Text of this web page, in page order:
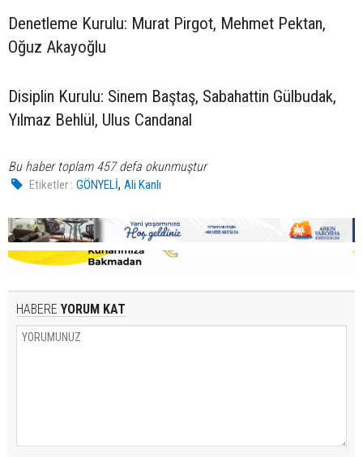
Denetleme Kurulu: Murat Pirgot, Mehmet Pektan,
Oğuz Akayoğlu
Disiplin Kurulu: Sinem Baştaş, Sabahattin Gülbudak,
Yılmaz Behlül, Ulus Candanal
Bu haber toplam 457 defa okunmuştur
Etiketler : GÖNYELİ,Ali Kanlı
HABERE YORUM KAT